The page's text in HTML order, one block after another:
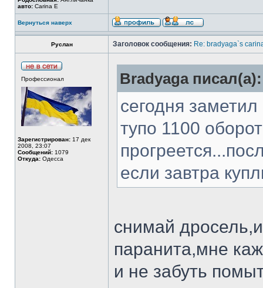
авто: Carina E
Вернуться наверх
Руслан Заголовок сообщения: Re: bradyaga`s
Профессионал
Зарегистрирован: 17 дек
2008, 23:07
Сообщений: 1079
Откуда: Одесса
Bradyaga писал(а):
сегодня
тупо 1100
если завтра
снимай
паранита,мне
и не забуть